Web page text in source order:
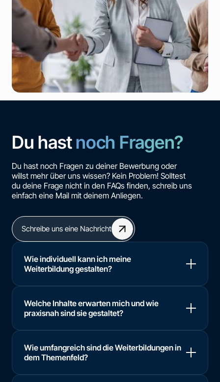
Du hastnoch Fragen?
Du hast noch Fragen zu deiner Bewerbung oder
willst mehr über uns wissen? Kein Problem! Solltest
du deine Frage nicht in den FAQs finden, schreib uns
einfach eine Mail mit deinem Anliegen.
Schreibe uns eine Nachricht
Wie individuell kann ich meine
Weiterbildung gestalten?
Welche Inhalte erwarten mich und wie
praxisnah sind sie gestaltet?
Wie umfangreich sind die Weiterbildungen in
dem Themenfeld?